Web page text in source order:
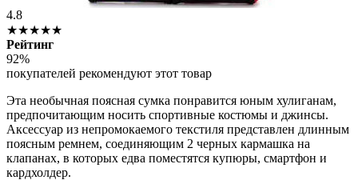
4.8
★★★★★
Рейтинг
92%
покупателей рекомендуют этот товар
Эта необычная поясная сумка понравится юным хулиганам,
предпочитающим носить спортивные костюмы и джинсы.
Аксессуар из непромокаемого текстиля представлен длинным
поясным ремнем, соединяющим 2 черных кармашка на
клапанах, в которых едва поместятся купюры, смартфон и
кардхолдер.